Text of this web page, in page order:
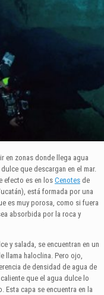
en zonas donde llega agua
que descargan en el mar.
efecto es en los Cenotes de
está formada por una
es muy porosa, como si fuera
absorbida por la roca y
y salada, se encuentran en un
llama haloclina. Pero ojo,
de densidad de agua de
que el agua dulce lo
capa se encuentra en la